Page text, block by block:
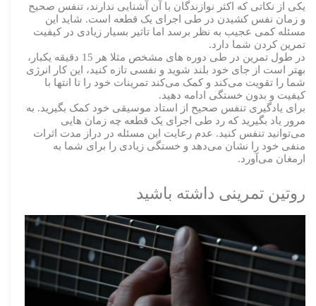
یکی از نکاتی که اکثر نوازندگان با آن آشنایی ندارند، تنفس صحیح
و زمان نفس کشیدن در طی اجرای یک قطعه است. شاید این
مسئله کمی عجیب به نظر برسد اما تاثیر بسیار زیادی در کیفیت
تمرین کردن شما دارد.
در طول تمرین در طی دوره های مشخص مثلا هر 15 دقیقه یکبار،
بهتر است از جای خود بلند شوید و نفسی تازه کنید، این کار انرژی
شما را تقویت می‌کند و کمک می‌کند تمرینات خود را تا انتها با
کیفیت و بدون خستگی ادامه دهید.
برای یادگیری تنفس صحیح از استاد موسیقی خود کمک بگیرید. به
مرور یاد بگیرید که رد طی اجرای یک قطعه چه زمان هایی
می‌توانید تنفس کنید. عدم رعایت این مسئله در دراز مدت اثرات
منفی خود را نشان می‌دهد و خستگی زیادی را برای شما به
ارمغان می‌آورد.
روتین تمرینی داشته باشید